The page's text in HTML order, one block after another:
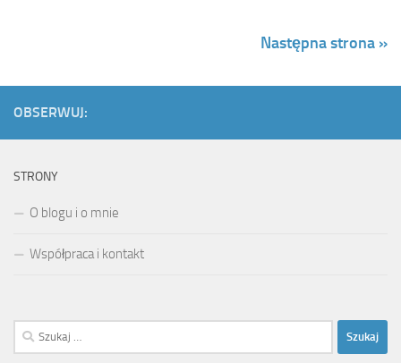
Następna strona »
OBSERWUJ:
STRONY
O blogu i o mnie
Współpraca i kontakt
Szukaj: